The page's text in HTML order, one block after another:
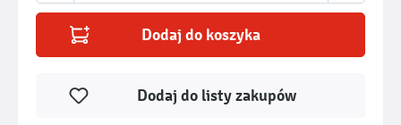
Dodaj do koszyka
Dodaj do listy zakupów